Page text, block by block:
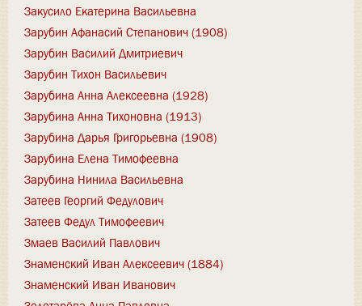
Закусило Екатерина Васильевна
Зарубин Афанасий Степанович (1908)
Зарубин Василий Дмитриевич
Зарубин Тихон Васильевич
Зарубина Анна Алексеевна (1928)
Зарубина Анна Тихоновна (1913)
Зарубина Дарья Григорьевна (1908)
Зарубина Елена Тимофеевна
Зарубина Нинила Васильевна
Затеев Георгий Федулович
Затеев Федул Тимофеевич
Змаев Василий Павлович
Знаменский Иван Алексеевич (1884)
Знаменский Иван Иванович